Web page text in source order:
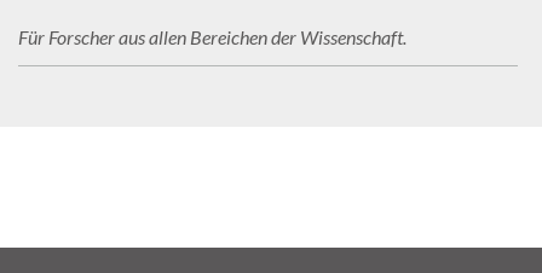
Für Forscher aus allen Bereichen der Wissenschaft.